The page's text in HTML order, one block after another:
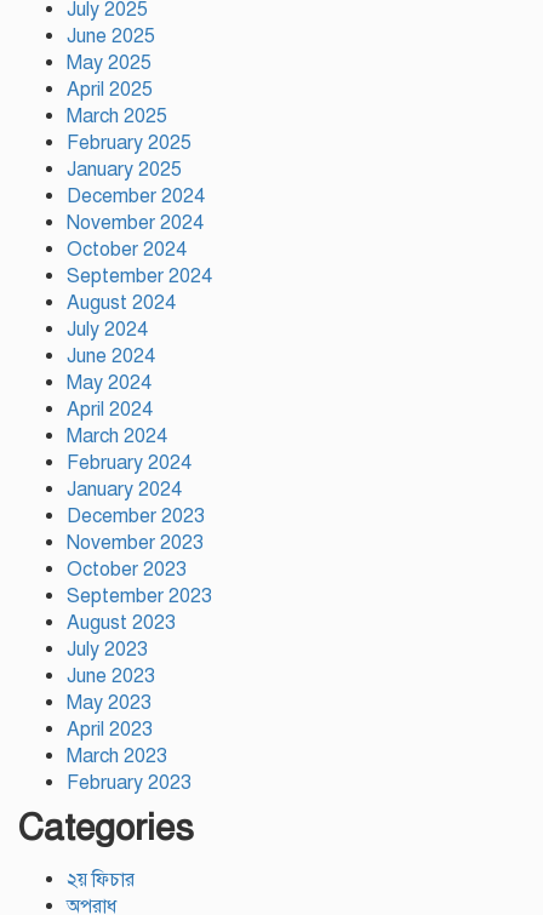
দেশের ২৩তম রাষ্ট্রপতি নির্বাচনের জন্য
প্রার্থী ঘোষণা করেছে ১১-দলীয় জোট
July 2025
June 2025
May 2025
April 2025
March 2025
February 2025
January 2025
December 2024
November 2024
October 2024
September 2024
August 2024
July 2024
June 2024
May 2024
April 2024
March 2024
February 2024
January 2024
December 2023
November 2023
October 2023
September 2023
August 2023
July 2023
June 2023
May 2023
April 2023
March 2023
February 2023
Categories
২য় ফিচার
অপরাধ